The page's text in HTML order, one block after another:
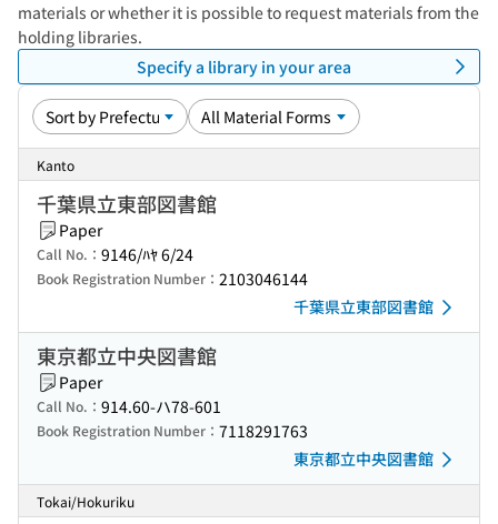
materials or whether it is possible to request materials from the
holding libraries.
Specify a library in your area
Kanto
千葉県立東部図書館
Paper
Call No.： 9146/ﾊﾔ 6/24
Book Registration Number： 2103046144
千葉県立東部図書館
東京都立中央図書館
Paper
Call No.： 914.60-ハ78-601
Book Registration Number： 7118291763
東京都立中央図書館
Tokai/Hokuriku